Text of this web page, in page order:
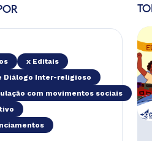
x Editais
Diálogo Inter-religioso
com movimentos sociais